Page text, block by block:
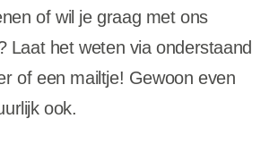
of wil je graag met ons
Laat het weten via onderstaand
of een mailtje! Gewoon even
ook.